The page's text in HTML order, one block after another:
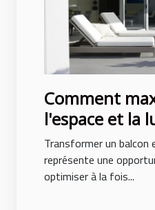
Comment
l'espace et la
fermant un
Transformer un balcon
représente une
optimiser à la fois...